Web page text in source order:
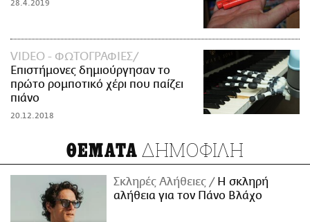
28.4.2019
VIDEO - ΦΩΤΟΓΡΑΦΙΕΣ
Επιστήμονες δημιούργησαν το
πρώτο ρομποτικό χέρι που παίζει
πιάνο
20.12.2018
ΘΕΜΑΤΑ ΔΗΜΟΦΙΛΗ
Σκληρές Αλήθειες
H σκληρή
αλήθεια για τον Πάνο Βλάχο